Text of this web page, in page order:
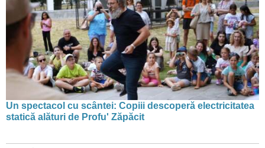
Un spectacol cu scântei: Copiii descoperă electricitatea
statică alături de Profu' Zăpăcit